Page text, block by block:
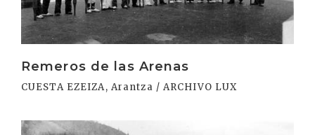
Remeros de las Arenas
CUESTA EZEIZA, Arantza / ARCHIVO LUX
Irakurri